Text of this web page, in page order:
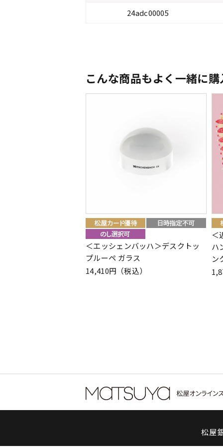
24adc00005
こんな商品もよく一緒に
＜エッシェンバッハ＞デスクトッ
プルーペ ガラス
14,410円（税込）
＜
ハ
ン
松屋